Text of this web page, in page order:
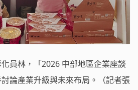
員林，「2026 中部地區企業座談
論產業升級與未來布局。（記者張